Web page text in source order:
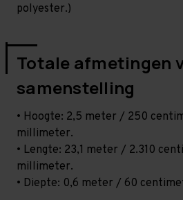
polyester.)
Totale afmetingen
samenstelling
• Hoogte: 2,5 meter / 250
millimeter.
• Lengte: 23,1 meter / 2.310
millimeter.
• Diepte: 0,6 meter / 60